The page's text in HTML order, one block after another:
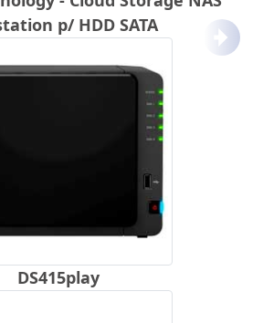
p/ HDD SATA
DS415play